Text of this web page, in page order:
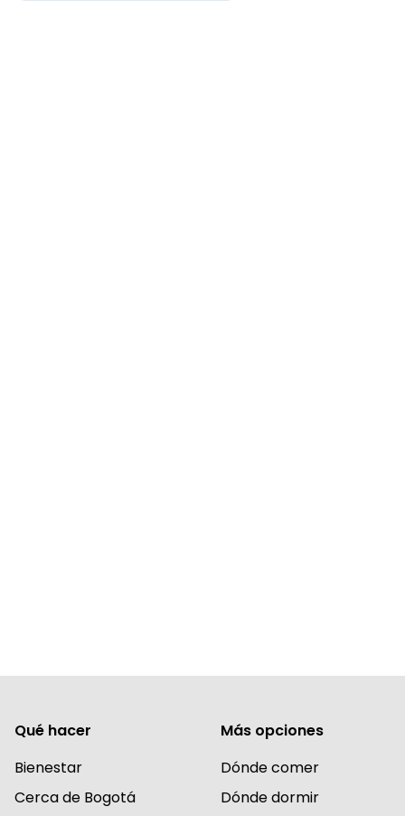
Qué hacer
Bienestar
Cerca de Bogotá
Más opciones
Dónde comer
Dónde dormir